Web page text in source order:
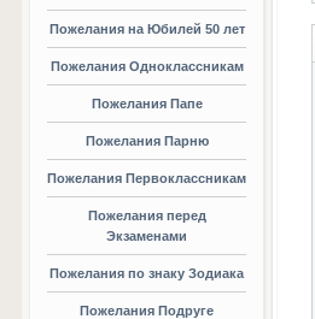
Пожелания на Юбилей 50 лет
Пожелания Одноклассникам
Пожелания Папе
Пожелания Парню
Пожелания Первоклассникам
Пожелания перед
Экзаменами
Пожелания по знаку Зодиака
Пожелания Подруге